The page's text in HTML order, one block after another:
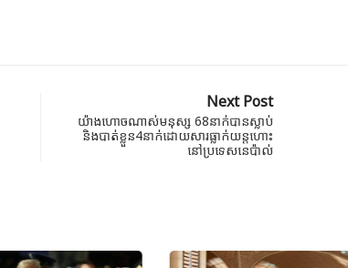
Next Post
យ៉ាងហោចណាស់មនុស្ស 68នាក់បានស្លាប់
និងបាត់ខ្លួន4នាក់ដោយសារធ្លាក់យន្តហោះ
នៅប្រទេសនេប៉ាល់